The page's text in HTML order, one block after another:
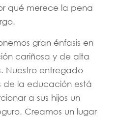
qué merece la pena
gran énfasis en
cariñosa y de alta
Nuestro entregado
de la educación está
a sus hijos un
Creamos un lugar